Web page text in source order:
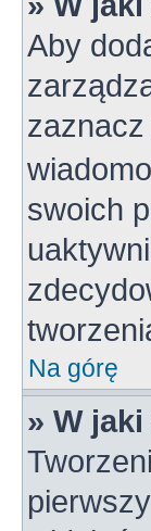
Aby
swoich
Na górę
» W